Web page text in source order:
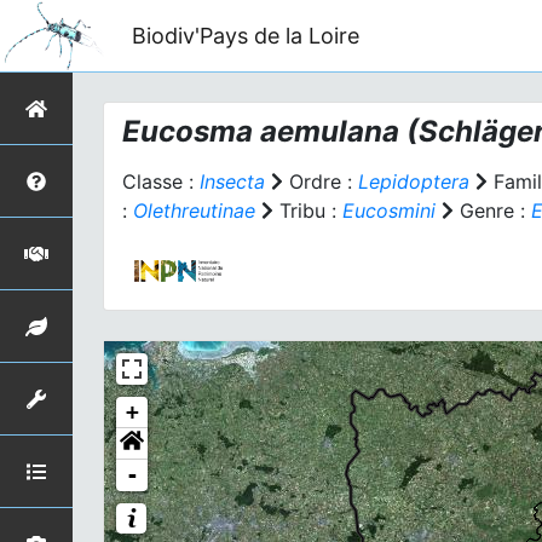
Biodiv'Pays de la Loire
Eucosma aemulana
Classe : Insecta Ordre : Lepidoptera
: Olethreutinae Tribu : Eucosmini Genre :
+
-